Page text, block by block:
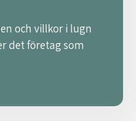
och villkor i lugn
det företag som